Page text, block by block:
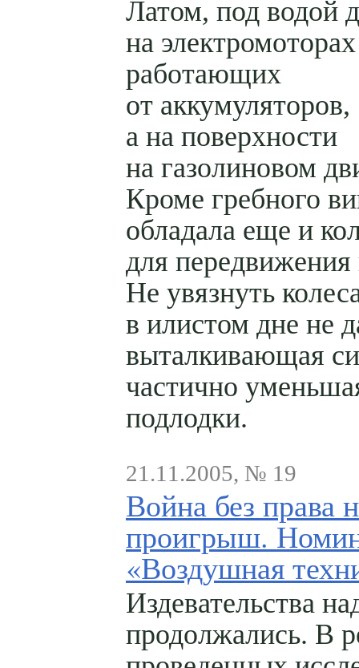
Латом, под водой
на электромоторах
работающих
от аккумуляторов,
а на поверхности
на газолиновом
Кроме гребного
обладала еще и
для передвижения
Не увязнуть
в илистом дне не
выталкивающая
частично
подлодки.
21.11.2005, № 19
Война без права
проигрыш.
«Воздушная
Издевательства
продолжались. В